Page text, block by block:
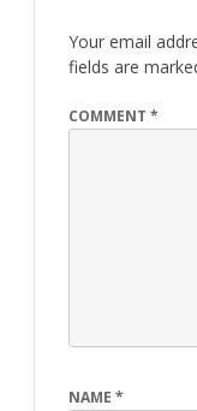
Your email
fields are
COMMENT *
NAME *